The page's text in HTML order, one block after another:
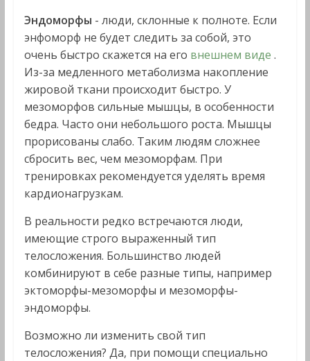
Эндоморфы - люди, склонные к полноте. Если
энфоморф не будет следить за собой, это
очень быстро скажется на его внешнем виде .
Из-за медленного метаболизма накопление
жировой ткани происходит быстро. У
мезоморфов сильные мышцы, в особенности
бедра. Часто они небольшого роста. Мышцы
прорисованы слабо. Таким людям сложнее
сбросить вес, чем мезоморфам. При
тренировках рекомендуется уделять время
кардионагрузкам.
В реальности редко встречаются люди,
имеющие строго выраженный тип
телосложения. Большинство людей
комбинируют в себе разные типы, например
эктоморфы-мезоморфы и мезоморфы-
эндоморфы.
Возможно ли изменить свой тип
телосложения? Да, при помощи специально